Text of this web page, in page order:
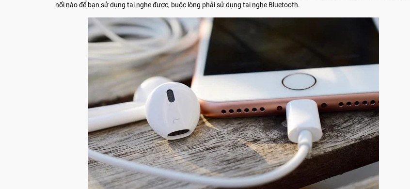
nối nào để bạn sử dụng tai nghe được, buộc lòng phải sử dụng tai nghe Bluetooth.